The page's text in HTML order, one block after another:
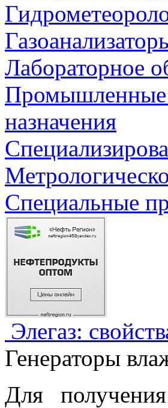
Лабораторное
Промышленные
назначения
Специальные
Элегаз:
Генераторы
Для